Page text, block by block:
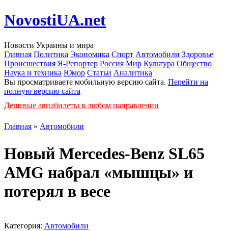
NovostiUA.net
Новости Украины и мира
Главная Политика Экономика Спорт Автомобили Здоровье
Происшествия Я-Репортер Россия Мир Культура Общество
Наука и техника Юмор Статьи Аналитика
Вы просматриваете мобильную версию сайта. Перейти на
полную версию сайта
Дешевые авиабилеты в любом направлении
Главная » Автомобили
Новый Mercedes-Benz SL65
AMG набрал «мышцы» и
потерял в весе
Категория: Автомобили